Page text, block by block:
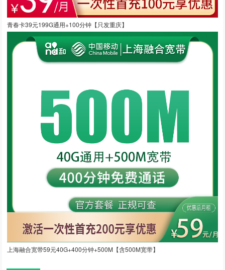
青春卡39元199G通用+100分钟【只发重庆】
上海融合宽带59元40G+400分钟+500M【含500M宽带】